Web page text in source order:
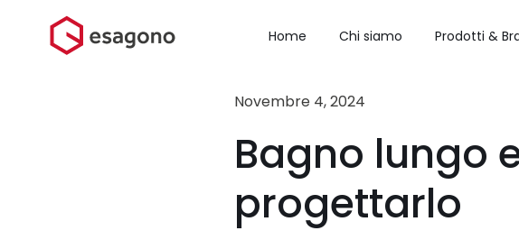
contenuto
Home Chi siamo Prodotti &
Novembre 4, 2024
Bagno lungo
progettarlo